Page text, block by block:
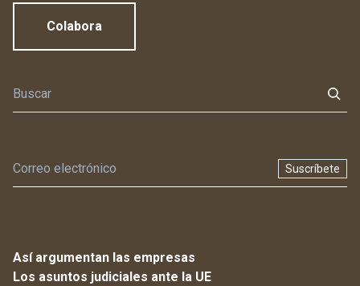
Colabora
Suscríbete
Así argumentan las empresas
Los asuntos judiciales ante la UE